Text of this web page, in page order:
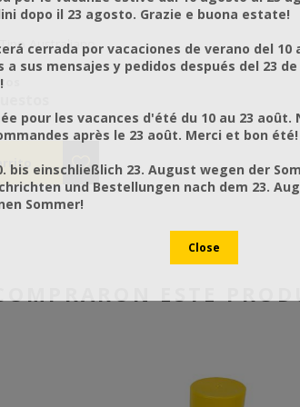
ESTE
dopo il 23 agosto. Grazie e buona estate!
cerrada por vacaciones de verano del 10
a sus mensajes y pedidos después del 23
pour les vacances d'été du 10 au 23 août.
après le 23 août. Merci et bon été!
bis einschließlich 23. August wegen der
und Bestellungen nach dem 23.
Sommer!